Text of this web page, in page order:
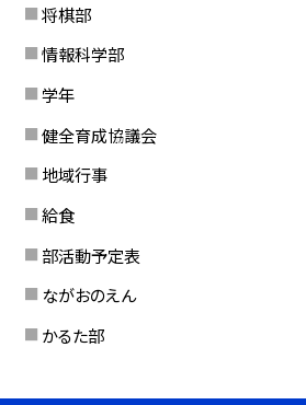
将棋部
情報科学部
学年
健全育成協議会
地域行事
給食
部活動予定表
ながおのえん
かるた部